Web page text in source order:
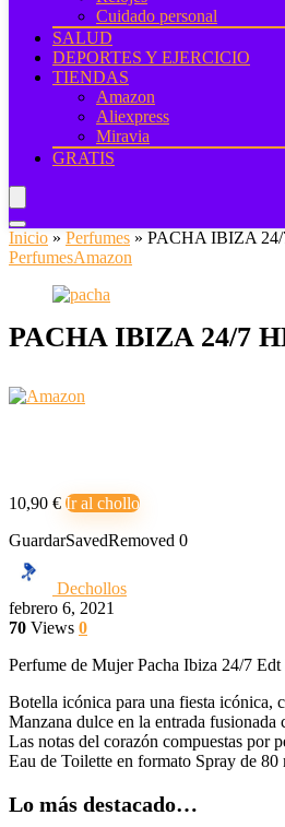
Cuidado personal
SALUD
DEPORTES Y EJERCICIO
TIENDAS
Amazon
Aliexpress
Miravia
GRATIS
Inicio » Perfumes » PACHA IBIZA
PerfumesAmazon
PACHA IBIZA 24/7
10,90 € Ir al chollo
GuardarSavedRemoved 0
Dechollos
febrero 6, 2021
70 Views 0
Perfume de Mujer Pacha Ibiza 24/7
Botella icónica para una fiesta icónica,
Manzana dulce en la entrada fusionada
Las notas del corazón compuestas por
Eau de Toilette en formato Spray de 80
Lo más destacado…